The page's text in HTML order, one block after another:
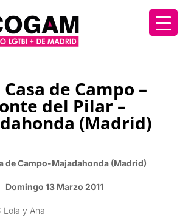
Casa de Campo –
del Pilar –
(Madrid)
de Campo-Majadahonda (Madrid)
Domingo 13 Marzo 2011
Lola y Ana